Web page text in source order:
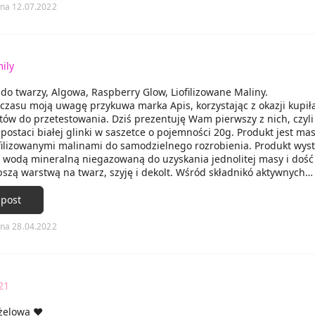
12.07.2022
twarzy, Algowa, Raspberry Glow, Liofilizowane Maliny.
moją uwagę przykuwa marka Apis, korzystając z okazji
do przetestowania. Dziś prezentuję Wam pierwszy z nich, czyli
białej glinki w saszetce o pojemności 20g. Produkt jest
malinami do samodzielnego rozrobienia. Produkt
wodą mineralną niegazowaną do uzyskania jednolitej masy i
warstwą na twarz, szyję i dekolt. Wśród składnikó aktywnych
w niej zostały m.in. kwas hialuronowy, olej migdałowy, ekstrakt z
rośliny Tara oraz skwalen. Maseczkę dość dobrze rozprowadza
szybko zasycha. Po wyschnięciu tworzy skorupę, którą dość łatwo
warunkiem, że w danym miejscu nałożymy sporo maski. W
Z pewnością jeszcze się na nią skuszę.
28.04.2022
♥️